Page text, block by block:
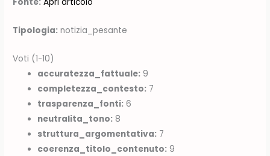
Tipologia: notizia_pesante
Voti (1-10)
accuratezza_fattuale: 9
completezza_contesto: 7
trasparenza_fonti: 6
neutralita_tono: 8
struttura_argomentativa: 7
coerenza_titolo_contenuto: 9